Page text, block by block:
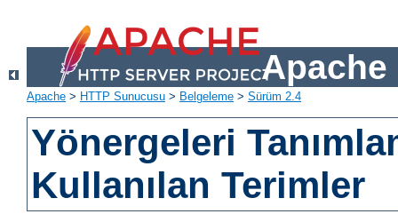
Apache
Apache > HTTP Sunucusu > Belgeleme > Sürüm 2.4
Yönergeleri
Kullanılan Terimler